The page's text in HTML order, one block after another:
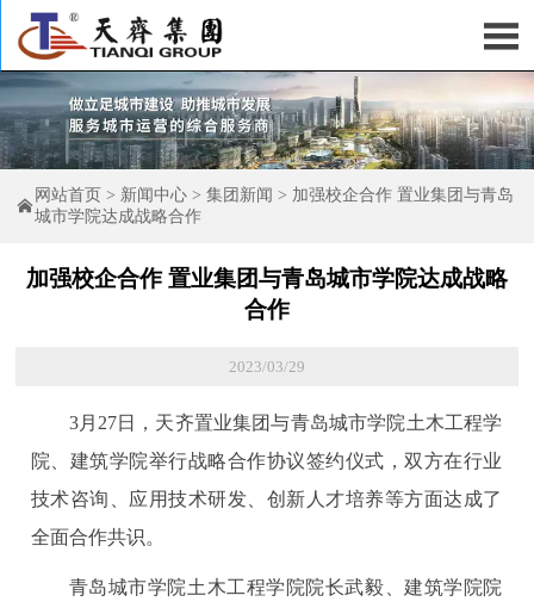


网站首页 > 新闻中心 > 集团新闻 > 加强校企合作 置业集团与青岛
城市学院达成战略合作
加强校企合作 置业集团与青岛城市学院达成战略
合作
2023/03/29
3月27日，天齐置业集团与青岛城市学院土木工程学
院、建筑学院举行战略合作协议签约仪式，双方在行业
技术咨询、应用技术研发、创新人才培养等方面达成了
全面合作共识。
青岛城市学院土木工程学院院长武毅、建筑学院院